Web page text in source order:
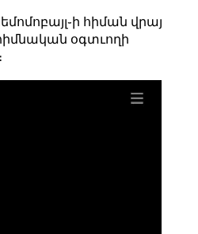
հիման վրայ
օգտւողի